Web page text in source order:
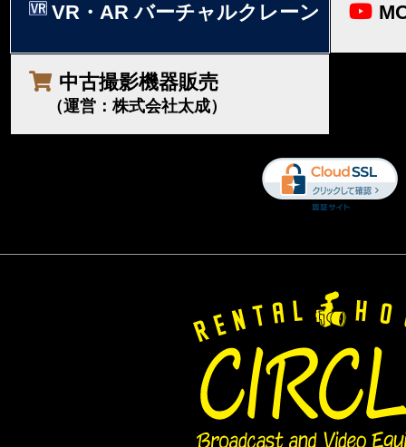
VR・AR バーチャルクレーン
中古撮影機器販売
（運営：株式会社太成）